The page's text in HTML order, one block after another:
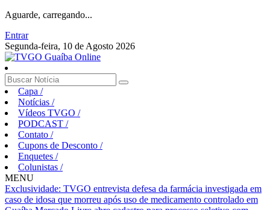
Aguarde, carregando...
Entrar
Segunda-feira, 10 de Agosto 2026
Capa /
Notícias /
Vídeos TVGO /
PODCAST /
Contato /
Cupons de Desconto /
Enquetes /
Colunistas /
MENU
Exclusividade: TVGO entrevista defesa da farmácia investigada em
caso de idosa que morreu após uso de medicamento controlado em